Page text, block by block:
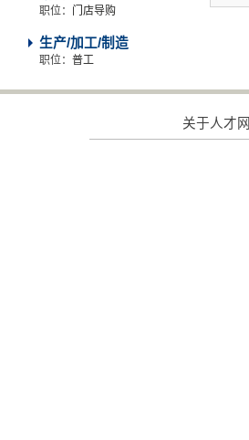
职位： 门店导购
生产/加工/制造
职位： 普工
关于人才网